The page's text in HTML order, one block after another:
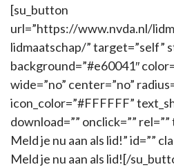
[su_button
url=”https://www.nvda.nl/
lidmaatschap/” target=”self”
background=”#e60041″
wide=”no” center=”no”
icon_color=”#FFFFFF”
download=”” onclick=””
Meld je nu aan als lid!” id=””
Meld je nu aan als lid![/